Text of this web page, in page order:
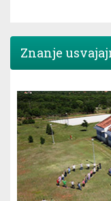
Znanje